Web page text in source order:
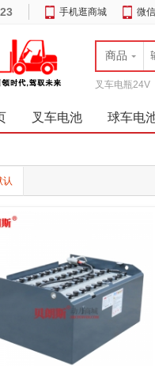
手机逛商城 微
商品
叉车电瓶24V
叉车电池 球车电
认